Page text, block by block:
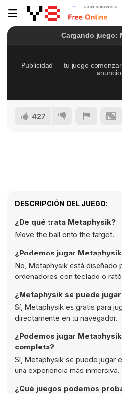
427
DESCRIPCIÓN DEL JUEGO:
¿De qué trata Metaphysik?
Move the ball onto the target.
¿Podemos jugar
No, Metaphysik está diseñado
ordenadores con teclado o
¿Metaphysik se puede
Sí, Metaphysik es gratis para
directamente en tu navegador.
¿Podemos jugar
completa?
Sí, Metaphysik se puede jugar
una experiencia más inmersiva.
¿Qué juegos podemos